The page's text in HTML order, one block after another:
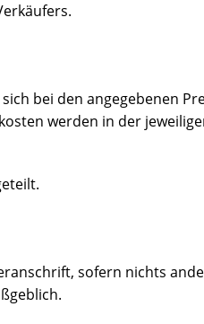
bei den angegebenen
werden in der
sofern nichts